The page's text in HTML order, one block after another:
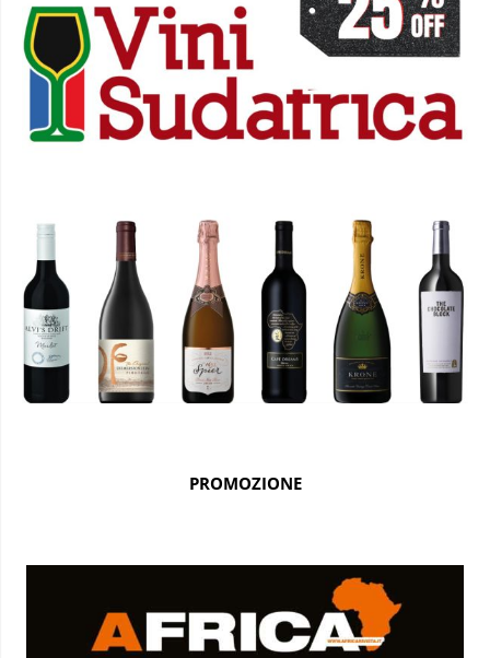
PROMOZIONE